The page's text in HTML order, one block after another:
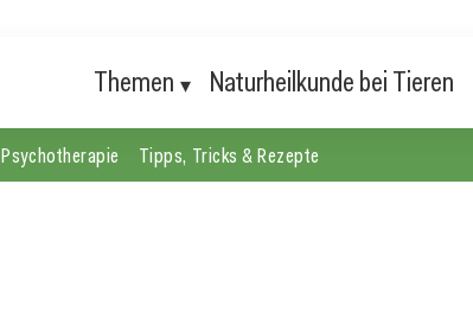
Themen Naturheilkunde bei Tieren
Psychotherapie Tipps, Tricks & Rezepte